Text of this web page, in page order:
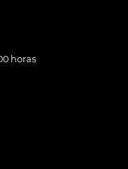
horas